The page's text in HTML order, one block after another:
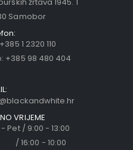
Samobor
+385 1 2320 110
+385 98 480 404
VRIJEME
Pet / 9:00 - 13:00
- 10:00